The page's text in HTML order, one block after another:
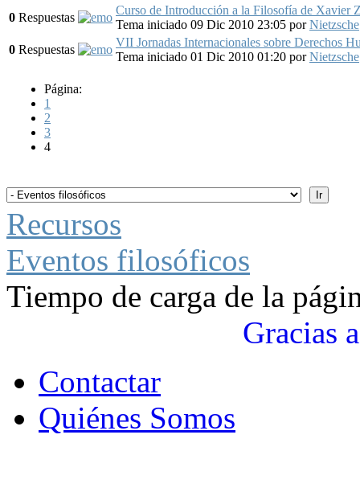
0 Respuestas
Curso de Introducción a la Filosofía de Xavier
Tema iniciado 09 Dic 2010 23:05 porNietzsche
0 Respuestas
VII Jornadas Internacionales sobre Derechos
Tema iniciado 01 Dic 2010 01:20 porNietzsche
Página:
1
2
3
4
Recursos
Eventos filosóficos
Tiempo de carga de la
Gracias a
Contactar
Quiénes Somos